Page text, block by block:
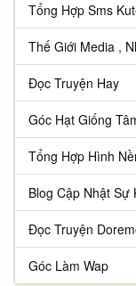
Tổng Hợp Sms
Thế Giới Media ,
Đọc Truyện Hay
Góc Hạt Giống
Tổng Hợp Hình
Blog Cập Nhật Sự
Đọc Truyện
Góc Làm Wap